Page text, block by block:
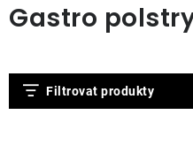
Stoly
Gastro
Filtrovat produkty
V
ý